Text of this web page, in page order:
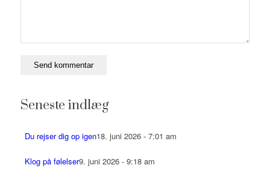
Seneste indlæg
Du rejser dig op igen18. juni 2026 - 7:01 am
Klog på følelser9. juni 2026 - 9:18 am